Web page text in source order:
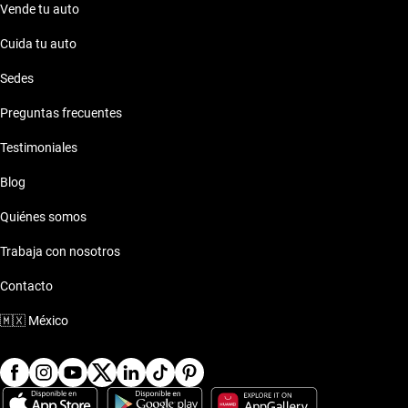
Vende tu auto
Cuida tu auto
Sedes
Preguntas frecuentes
Testimoniales
Blog
Quiénes somos
Trabaja con nosotros
Contacto
🇲🇽 México